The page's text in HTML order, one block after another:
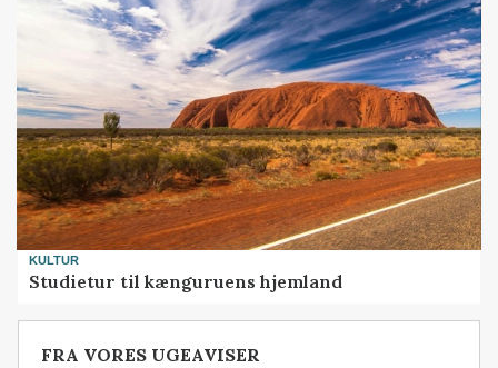
KULTUR
Studietur til kænguruens hjemland
FRA VORES UGEAVISER